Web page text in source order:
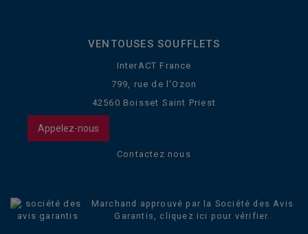
VENTOUSES SOUFFLETS
InterACT France
799, rue de l'Ozon
42560 Boisset Saint Priest
Appelez-nous
Contactez nous
Marchand approuvé par la Société des Avis
Garantis, cliquez ici pour vérifier